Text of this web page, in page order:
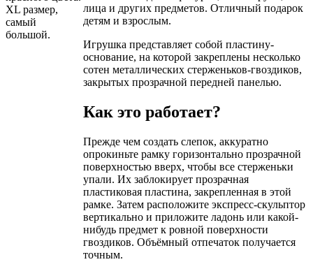
XL размер,
самый
большой.
лица и других предметов. Отличный подарок
детям и взрослым.
Игрушка представляет собой пластину-
основание, на которой закреплены несколько
сотен металлических стерженьков-гвоздиков,
закрытых прозрачной передней панелью.
Как это работает?
Прежде чем создать слепок, аккуратно
опрокиньте рамку горизонтально прозрачной
поверхностью вверх, чтобы все стерженьки
упали. Их заблокирует прозрачная
пластиковая пластина, закрепленная в этой
рамке. Затем расположите экспресс-скульптор
вертикально и приложите ладонь или какой-
нибудь предмет к ровной поверхности
гвоздиков. Объёмный отпечаток получается
точным.